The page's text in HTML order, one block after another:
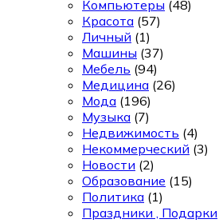
Компьютеры (48)
Красота (57)
Личный (1)
Машины (37)
Мебель (94)
Медицина (26)
Мода (196)
Музыка (7)
Недвижимость (4)
Некоммерческий (3)
Новости (2)
Образование (15)
Политика (1)
Праздники , Подарки